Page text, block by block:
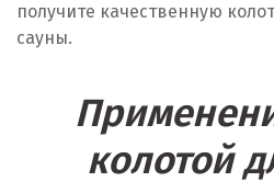
получите качественную
сауны.
колотой